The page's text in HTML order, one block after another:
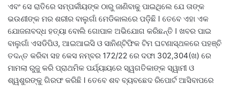
ଏବଂ ସେ ରାତିରେ ସମ୍ପର୍କୀୟଙ୍କ ଠାରୁ ଜାଣିବାକୁ ପାଇଥିଲେ ଯେ ତାଙ୍କ
ଭଉଣୀଙ୍କ ମର ଶରୀର ବାଲୁଗାଁ ମେଡିକାଲରେ ପଡ଼ିଛି l ତେବେ ଏହା ଏକ
ଯୋଜନାବଦ୍ଧ ହତ୍ୟା ବୋଲି ଗୋପାଳ ଅଭିଯୋଗ କରିଛନ୍ତି l ଖବର ପାଇ
ବାଲୁଗାଁ ଏସଡିପିଓ, ଆଇଆଇସି ଓ ସାନିଣ୍ଟିଫିକ ଟିମ ଘଟଣାସ୍ଥଳରେ ପହଞ୍ଚି
ତଦନ୍ତ କରିବା ସହ କେସ ନମ୍ବର 172/22 ରେ ଦଫା 302,304(ଖ) ରେ
ମାମଲା ରୁଜୁ କରି ପ୍ରାଥମିକ ପର୍ଯ୍ୟାୟରେ ସ୍ୱଗତିକାଙ୍କ ସ୍ୱାମୀ ଓ
ଶ୍ୱଶୁରଙ୍କୁ ଗିରଫ କରିଛି l ତେବେ ଶବ ବ୍ୟବଛେଦ ରିପୋର୍ଟ ଆସିବାପରେ